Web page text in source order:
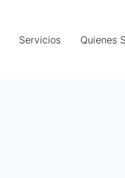
Servicios Quienes